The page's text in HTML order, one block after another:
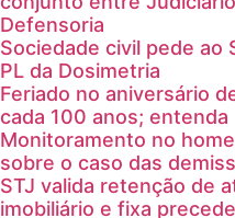
Defensoria
Sociedade civil pede ao
PL da Dosimetria
Feriado no aniversário
cada 100 anos; entenda
Monitoramento no
sobre o caso das
STJ valida retenção de
imobiliário e fixa